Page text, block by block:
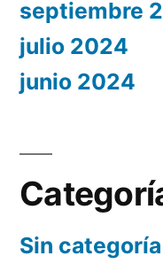
septiembre
julio 2024
junio 2024
Sin categoría